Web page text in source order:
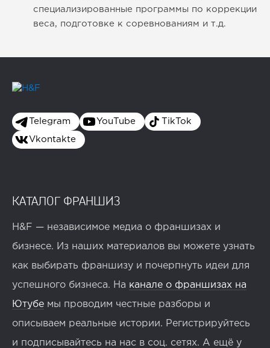
специализированные программы по коррекции
веса, подготовке к соревнованиям и т.д.
Telegram YouTube TikTok
Vkontakte
КАТАЛОГ ФРАНШИЗ
H&F — независимое медиа о франшизах и
бизнесе. Из наших материалов вы можете узнать
как выбирать франшизу и почерпнуть идеи для
успешного бизнеса. На канале о франшизах на
Ютубе мы проводим честные разборы и
описываем реальные истории. Регистрируйтесь
и подписывайтесь на нас в соц. сетях. А ещё у